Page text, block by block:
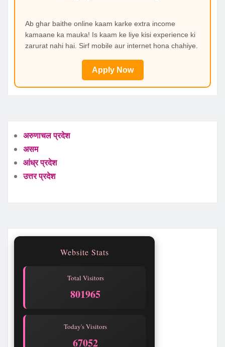
Ab ghar baithe online kaam karke extra income
kamaane ka mauka! Is kaam ke liye kisi experience ki
zarurat nahi hai. Sirf mobile aur internet hona chahiye.
Apply Now
अरुणाचल प्रदेश
असम
आंध्र प्रदेश
उत्तर प्रदेश
Website Stats
Total Visitors
801968
Today's Visitors
67055